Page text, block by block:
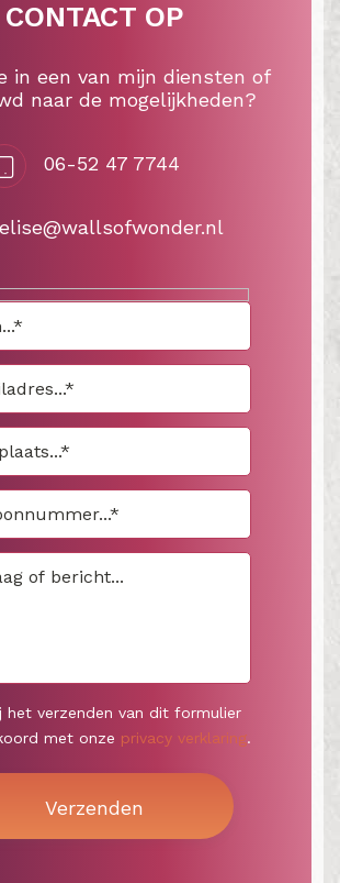
CONTACT OP
in een van mijn diensten of
naar de mogelijkheden?
06-52 47 7744
elise@wallsofwonder.nl
het verzenden van dit formulier
met onze privacy verklaring.